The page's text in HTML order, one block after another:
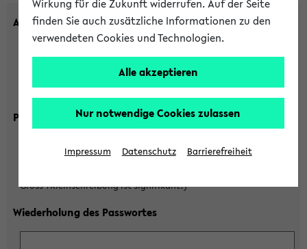
Anmeldename
(3 bis 20 Zeichen, nur Buchstaben A-Z und Ziffern 0-9,
Gross-/Kleinschreibung ist signifikant!)
Passwort
Gross-/Kleinschreibung ist signifikant!)
Wiederholung des Passwortes
Wirkung für die Zukunft widerrufen. Auf der Seite
finden Sie auch zusätzliche Informationen zu den
verwendeten Cookies und Technologien.
Alle akzeptieren
Nur notwendige Cookies zulassen
Impressum Datenschutz Barrierefreiheit